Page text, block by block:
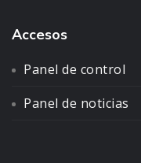
Accesos
Panel de control
Panel de noticias